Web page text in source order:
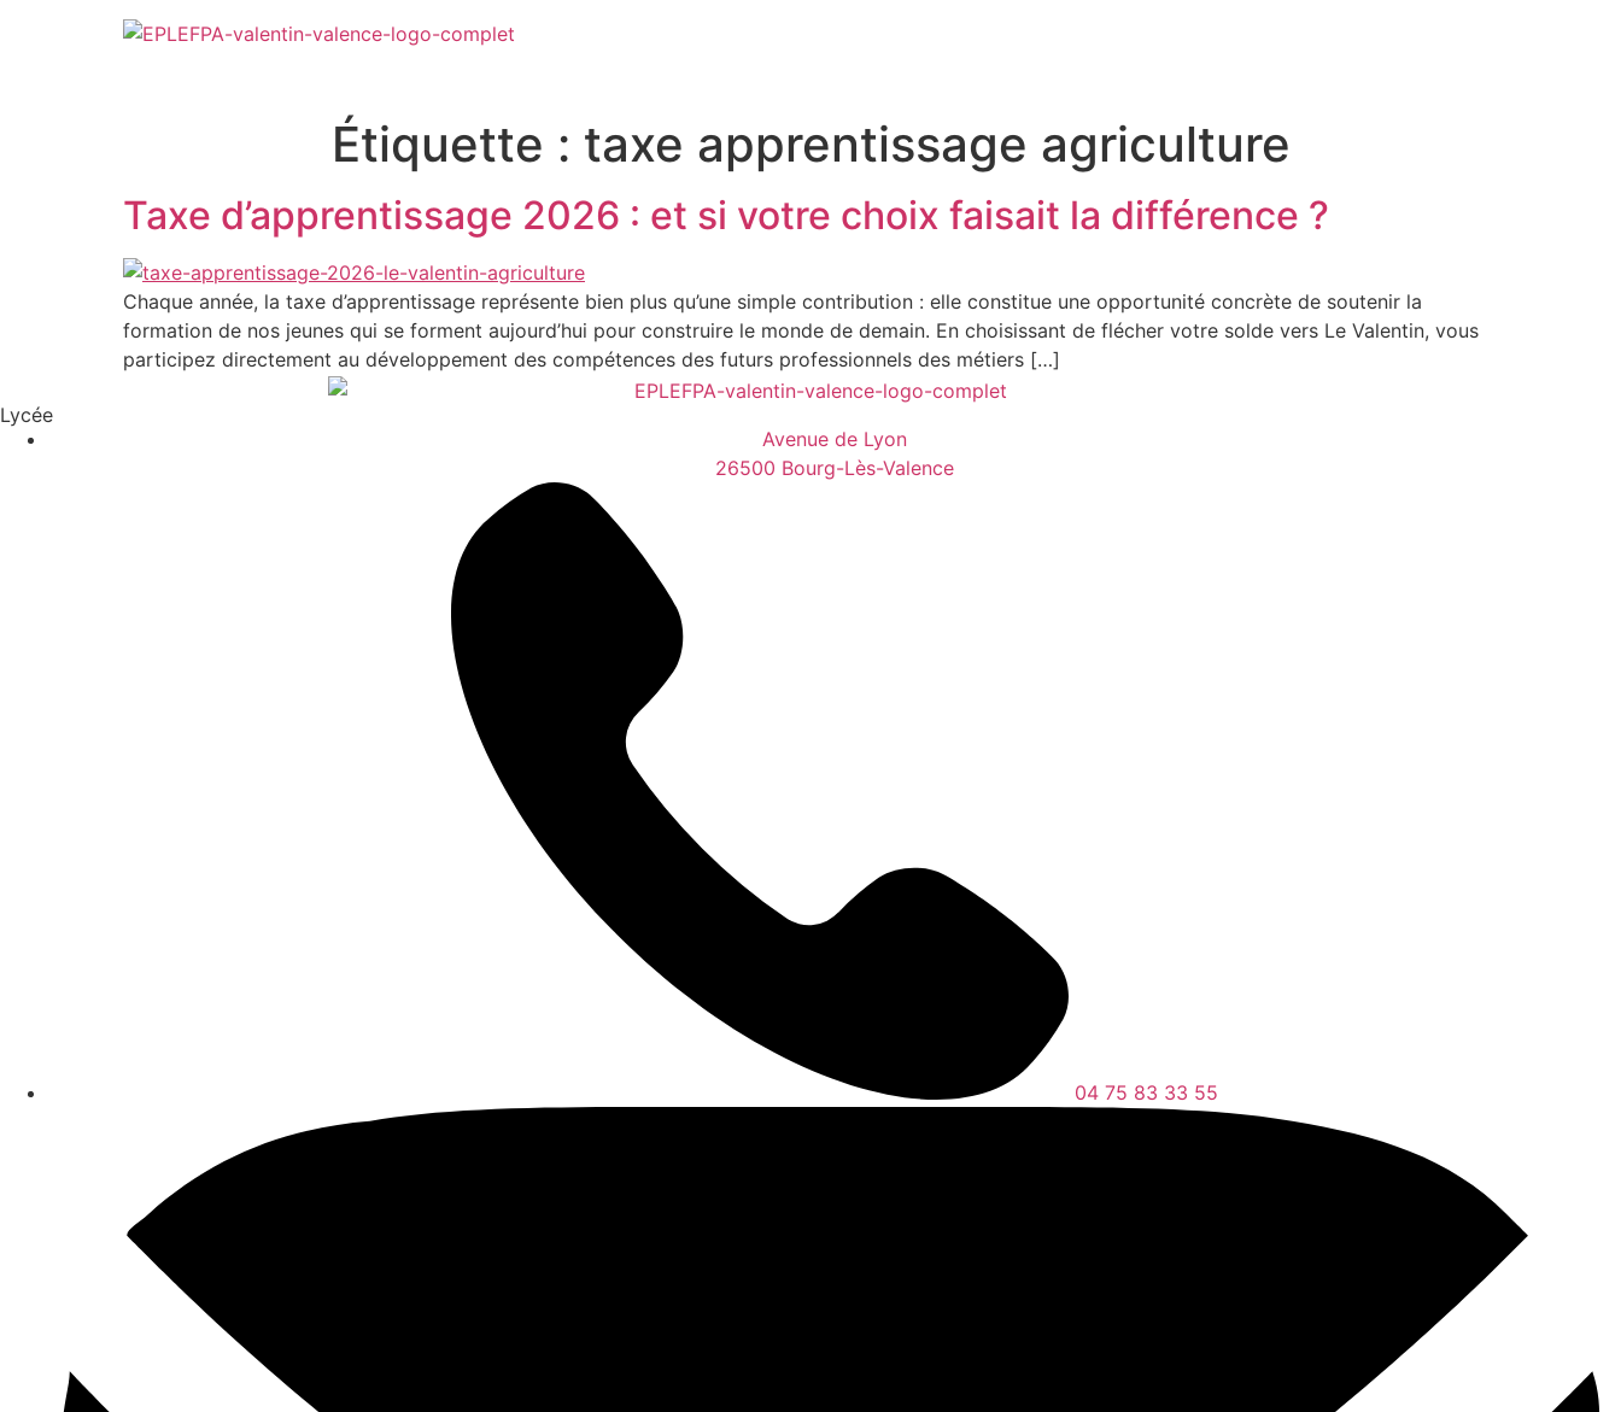
Étiquette : taxe apprentissage agriculture
Taxe d’apprentissage 2026 : et si votre choix faisait la différence ?
Chaque année, la taxe d’apprentissage représente bien plus qu’une simple contribution : elle constitue une opportunité concrète de soutenir la
formation de nos jeunes qui se forment aujourd’hui pour construire le monde de demain. En choisissant de flécher votre solde vers Le Valentin, vous
participez directement au développement des compétences des futurs professionnels des métiers […]
Lycée
Avenue de Lyon
26500 Bourg-Lès-Valence
04 75 83 33 55